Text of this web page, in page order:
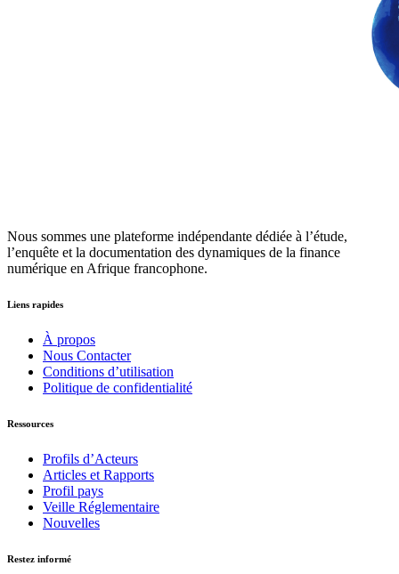
Nous sommes une plateforme indépendante dédiée à l’étude,
l’enquête et la documentation des dynamiques de la finance
numérique en Afrique francophone.
Liens rapides
À propos
Nous Contacter
Conditions d’utilisation
Politique de confidentialité
Ressources
Profils d’Acteurs
Articles et Rapports
Profil pays
Veille Réglementaire
Nouvelles
Restez informé